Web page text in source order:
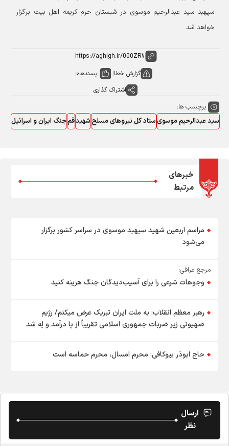
سپهبد سید عبدالرحیم موسوی در شبستان حرم کریمه اهل بیت برگزار
خواهد شد.
گزارش خطا پسندها0
اشتراک گذاری
برچسب ها:
سید عبدالرحیم موسویستاد کل نیروهای مسلحشهیدقمجنگ ایران و اسرائیل
خبرهای
مرتبط
مراسم اربعین شهید سپهبد موسوی در سراسر کشور برگزار
می‌شود
مرجع عراقی:
وجوهات شرعی را برای آسیب‌دیدگان جنگ هزینه کنید
رهبر معظم انقلاب: به ملت ایران تبریک عرض میکنم/ رژیم
صهیونی زیر ضربات جمهوری اسلامی تقریباً از پا درآمد و لِه شد
حاج ابوذر بیوکافی: محرم امسال، محرم حماسه است
ارسال
نظر